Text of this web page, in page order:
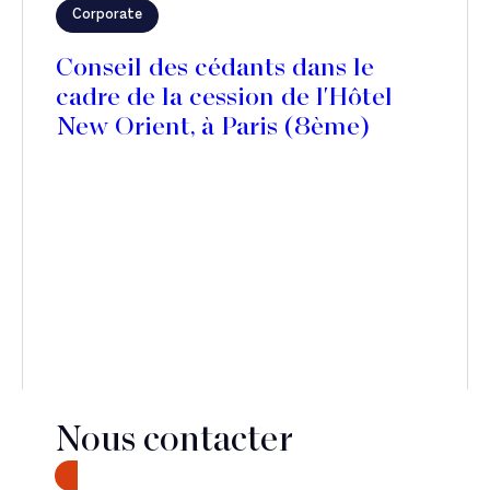
Corporate
Conseil des cédants dans le
cadre de la cession de l'Hôtel
New Orient, à Paris (8ème)
Nous contacter